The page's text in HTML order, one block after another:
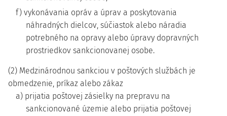
f) vykonávania opráv a úprav a poskytovania
náhradných dielcov, súčiastok alebo náradia
potrebného na opravy alebo úpravy dopravných
prostriedkov sankcionovanej osobe.
(2) Medzinárodnou sankciou v poštových službách je
obmedzenie, príkaz alebo zákaz
a) prijatia poštovej zásielky na prepravu na
sankcionované územie alebo prijatia poštovej